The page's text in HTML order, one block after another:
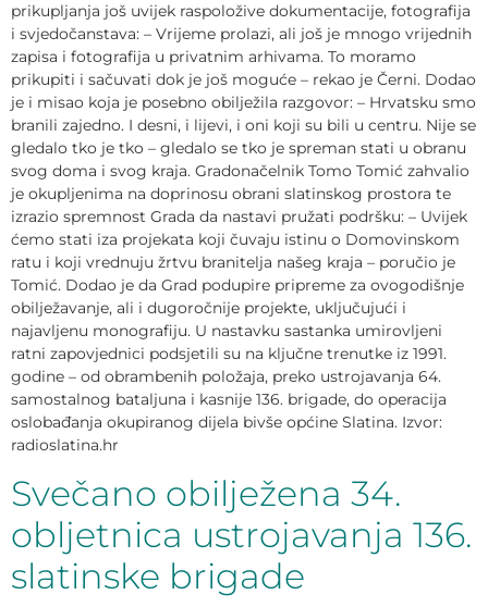
prikupljanja još uvijek raspoložive dokumentacije, fotografija
i svjedočanstava: – Vrijeme prolazi, ali još je mnogo vrijednih
zapisa i fotografija u privatnim arhivama. To moramo
prikupiti i sačuvati dok je još moguće – rekao je Černi. Dodao
je i misao koja je posebno obilježila razgovor: – Hrvatsku smo
branili zajedno. I desni, i lijevi, i oni koji su bili u centru. Nije se
gledalo tko je tko – gledalo se tko je spreman stati u obranu
svog doma i svog kraja. Gradonačelnik Tomo Tomić zahvalio
je okupljenima na doprinosu obrani slatinskog prostora te
izrazio spremnost Grada da nastavi pružati podršku: – Uvijek
ćemo stati iza projekata koji čuvaju istinu o Domovinskom
ratu i koji vrednuju žrtvu branitelja našeg kraja – poručio je
Tomić. Dodao je da Grad podupire pripreme za ovogodišnje
obilježavanje, ali i dugoročnije projekte, uključujući i
najavljenu monografiju. U nastavku sastanka umirovljeni
ratni zapovjednici podsjetili su na ključne trenutke iz 1991.
godine – od obrambenih položaja, preko ustrojavanja 64.
samostalnog bataljuna i kasnije 136. brigade, do operacija
oslobađanja okupiranog dijela bivše općine Slatina. Izvor:
radioslatina.hr
Svečano obilježena 34.
obljetnica ustrojavanja 136.
slatinske brigade